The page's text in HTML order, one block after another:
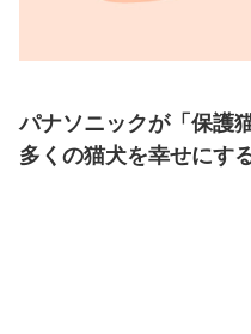
パナソニックが「保護
多くの猫犬を幸せにす